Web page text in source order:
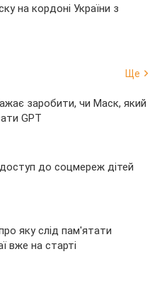
на кордоні України з
Ще
заробити, чи Маск, який
GPT
до соцмереж дітей
яку слід пам'ятати
вже на старті